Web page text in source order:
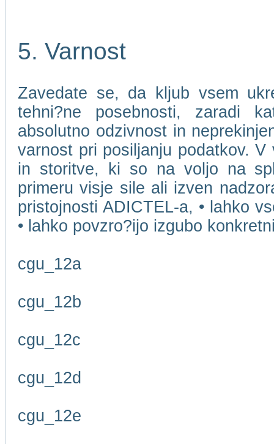
5. Varnost
Zavedate se, da kljub vsem
tehni?ne posebnosti, zaradi
absolutno odzivnost in
varnost pri posiljanju podatkov.
in storitve, ki so na voljo na
primeru visje sile ali izven
pristojnosti ADICTEL-a, • lahko
• lahko povzro?ijo izgubo
cgu_12a
cgu_12b
cgu_12c
cgu_12d
cgu_12e